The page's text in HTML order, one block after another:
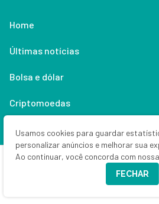
Home
Últimas notícias
Bolsa e dólar
Criptomoedas
Empresas
Política
Usamos cookies para guardar
personalizar anúncios e melhorar sua
Ao continuar, você concorda com
FECHAR